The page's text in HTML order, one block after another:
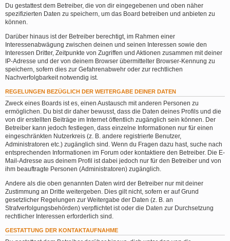
Du gestattest dem Betreiber, die von dir eingegebenen und oben näher
spezifizierten Daten zu speichern, um das Board betreiben und anbieten zu
können.
Darüber hinaus ist der Betreiber berechtigt, im Rahmen einer
Interessenabwägung zwischen deinen und seinen Interessen sowie den
Interessen Dritter, Zeitpunkte von Zugriffen und Aktionen zusammen mit deiner
IP-Adresse und der von deinem Browser übermittelter Browser-Kennung zu
speichern, sofern dies zur Gefahrenabwehr oder zur rechtlichen
Nachverfolgbarkeit notwendig ist.
REGELUNGEN BEZÜGLICH DER WEITERGABE DEINER DATEN
Zweck eines Boards ist es, einen Austausch mit anderen Personen zu
ermöglichen. Du bist dir daher bewusst, dass die Daten deines Profils und die
von dir erstellten Beiträge im Internet öffentlich zugänglich sein können. Der
Betreiber kann jedoch festlegen, dass einzelne Informationen nur für einen
eingeschränkten Nutzerkreis (z. B. andere registrierte Benutzer,
Administratoren etc.) zugänglich sind. Wenn du Fragen dazu hast, suche nach
entsprechenden Informationen im Forum oder kontaktiere den Betreiber. Die E-
Mail-Adresse aus deinem Profil ist dabei jedoch nur für den Betreiber und von
ihm beauftragte Personen (Administratoren) zugänglich.
Andere als die oben genannten Daten wird der Betreiber nur mit deiner
Zustimmung an Dritte weitergeben. Dies gilt nicht, sofern er auf Grund
gesetzlicher Regelungen zur Weitergabe der Daten (z. B. an
Strafverfolgungsbehörden) verpflichtet ist oder die Daten zur Durchsetzung
rechtlicher Interessen erforderlich sind.
GESTATTUNG DER KONTAKTAUFNAHME